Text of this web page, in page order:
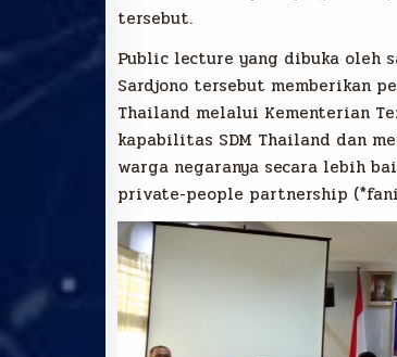
tersebut.
Public lecture yang dibuka oleh
Sardjono tersebut memberikan
Thailand melalui Kementerian
kapabilitas SDM Thailand dan
warga negaranya secara lebih
private-people partnership